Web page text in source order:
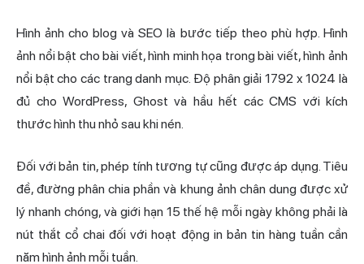
Hình ảnh cho blog và SEO là bước tiếp theo phù hợp. Hình
ảnh nổi bật cho bài viết, hình minh họa trong bài viết, hình ảnh
nổi bật cho các trang danh mục. Độ phân giải 1792 x 1024 là
đủ cho WordPress, Ghost và hầu hết các CMS với kích
thước hình thu nhỏ sau khi nén.
Đối với bản tin, phép tính tương tự cũng được áp dụng. Tiêu
đề, đường phân chia phần và khung ảnh chân dung được xử
lý nhanh chóng, và giới hạn 15 thế hệ mỗi ngày không phải là
nút thắt cổ chai đối với hoạt động in bản tin hàng tuần cần
năm hình ảnh mỗi tuần.